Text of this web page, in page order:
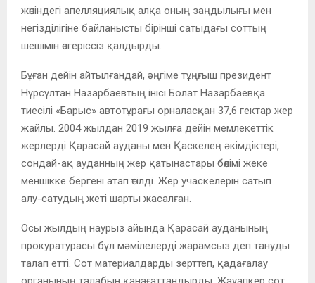
жөніндегі апелляциялық алқа оның заңдылығы мен
негізділігіне байланысты бірінші сатыдағы соттың
шешімін өзгеріссіз қалдырды.
Бұған дейін айтылғандай, әңгіме тұңғыш президент
Нұрсұлтан Назарбаевтың інісі Болат Назарбаевқа
тиесілі «Барыс» автотұрағы орналасқан 37,6 гектар жер
жайлы. 2004 жылдан 2019 жылға дейін мемлекеттік
жерлерді Қарасай ауданы мен Қаскелең әкімдіктері,
сондай-ақ ауданның жер қатынастары бөлімі жеке
меншікке бергені атап өтілді. Жер учаскелерін сатып
алу-сатудың жеті шарты жасалған.
Осы жылдың наурыз айында Қарасай ауданының
прокуратурасы бұл мәмілелерді жарамсыз деп тануды
талап етті. Сот материалдарды зерттеп, қадағалау